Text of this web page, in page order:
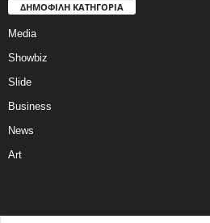
ΔΗΜΟΦΙΛΗ ΚΑΤΗΓΟΡΙΑ
Media
Showbiz
Slide
Business
News
Art